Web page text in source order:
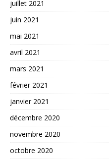
juillet 2021
juin 2021
mai 2021
avril 2021
mars 2021
février 2021
janvier 2021
décembre 2020
novembre 2020
octobre 2020